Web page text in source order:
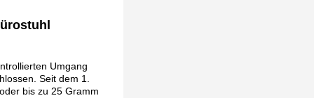
Umgang
Seit dem 1.
bis zu 25 Gramm